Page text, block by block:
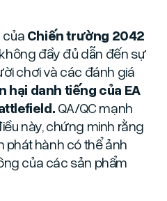
của Chiến trường 2042
đầy đủ dẫn đến sự
chơi và các đánh giá
hại danh tiếng của EA
QA/QC mạnh
này, chứng minh rằng
phát hành có thể ảnh
của các sản phẩm